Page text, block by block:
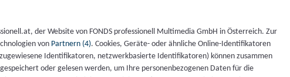
der Website von FONDS professionell Multimedia GmbH in Österreich. Zur
von Partnern (4). Cookies, Geräte- oder ähnliche Online-Identifikatoren
Identifikatoren, netzwerkbasierte Identifikatoren) können zusammen
oder gelesen werden, um Ihre personenbezogenen Daten für die